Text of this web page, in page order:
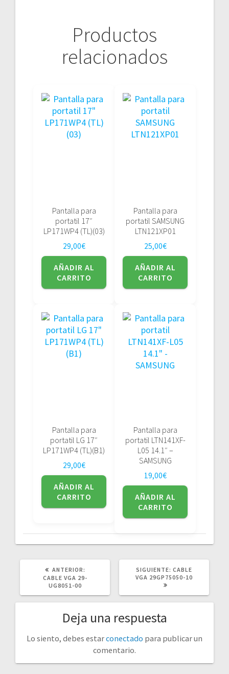
Productos
relacionados
Pantalla para
portatil 17″
LP171WP4 (TL)(03)
29,00€
AÑADIR AL
CARRITO
Pantalla para
portatil SAMSUNG
LTN121XP01
25,00€
AÑADIR AL
CARRITO
Pantalla para
portatil LG 17″
LP171WP4 (TL)(B1)
29,00€
AÑADIR AL
CARRITO
Pantalla para
portatil LTN141XF-
L05 14.1″ –
SAMSUNG
19,00€
AÑADIR AL
CARRITO
ANTERIOR:
ANTERIOR:
CABLE VGA 29-
UG8051-00
SIGUIENTE: SIGUIENTE
POST:
CABLE
VGA 29GP75050-10
Deja una respuesta
Lo siento, debes estarconectado para publicar un
comentario.